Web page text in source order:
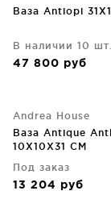
Ваза Antiopi
В наличии 10 шт.
47 800 руб
Andrea House
Ваза Antique
10X10X31 CM
Под заказ
13 204 руб